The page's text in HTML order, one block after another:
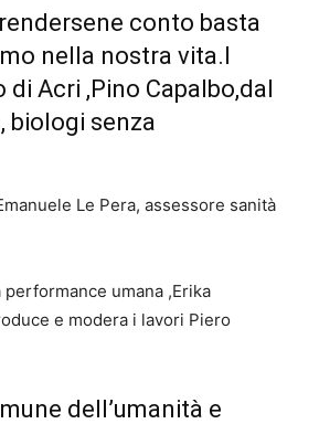
conto basta
nella nostra vita.I
Acri ,Pino Capalbo,dal
biologi senza
Le Pera, assessore sanità
performance umana ,Erika
e modera i lavori Piero
dell’umanità e